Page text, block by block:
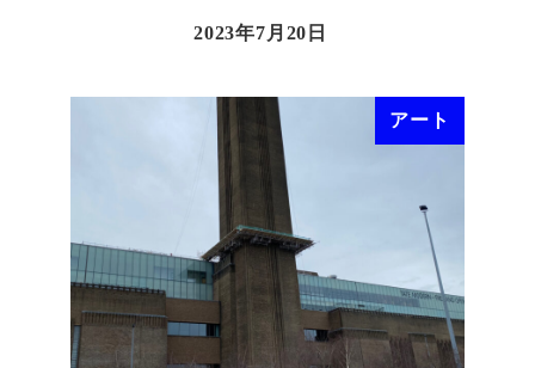
2023年7月20日
アート